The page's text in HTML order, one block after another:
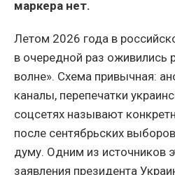
маркера нет.
Летом 2026 года в
в очередной раз оживились
волне». Схема привычная:
каналы, перепечатки
соцсетях называют
после сентябрьских
думу. Одним из источников
заявления президента